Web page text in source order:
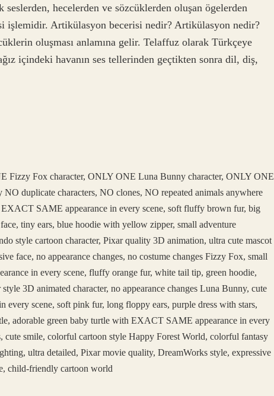
hecelerden ve sözcüklerden oluşan ögelerden
işlemidir. Artikülasyon becerisi nedir? Artikülasyon nedir?
oluşması anlamına gelir. Telaffuz olarak Türkçeye
içindeki havanın ses tellerinden geçtikten sonra dil, diş,
Fizzy Fox character, ONLY ONE Luna Bunny character, ONLY ONE
duplicate characters, NO clones, NO repeated animals anywhere
SAME appearance in every scene, soft fluffy brown fur, big
tiny ears, blue hoodie with yellow zipper, small adventure
style cartoon character, Pixar quality 3D animation, ultra cute mascot
face, no appearance changes, no costume changes Fizzy Fox, small
in every scene, fluffy orange fur, white tail tip, green hoodie,
3D animated character, no appearance changes Luna Bunny, cute
scene, soft pink fur, long floppy ears, purple dress with stars,
adorable green baby turtle with EXACT SAME appearance in every
cute smile, colorful cartoon style Happy Forest World, colorful fantasy
ultra detailed, Pixar movie quality, DreamWorks style, expressive
child-friendly cartoon world